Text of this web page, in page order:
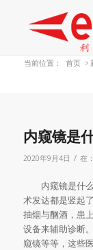
当前位置： 首页 >
内窥镜是
2020年9月4日 / 在：
内窥镜是什么
术发达都是竖起
抽烟与酗酒，患
设备来辅助诊断
窥镜等等，这些